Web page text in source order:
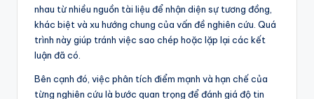
nhau từ nhiều nguồn tài liệu để nhận diện sự tương đồng,
khác biệt và xu hướng chung của vấn đề nghiên cứu. Quá
trình này giúp tránh việc sao chép hoặc lặp lại các kết
luận đã có.
Bên cạnh đó, việc phân tích điểm mạnh và hạn chế của
từng nghiên cứu là bước quan trọng để đánh giá độ tin